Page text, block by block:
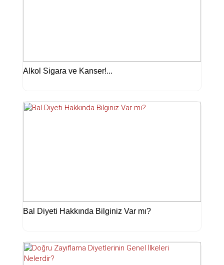
Alkol Sigara ve Kanser!...
Bal Diyeti Hakkında Bilginiz Var mı?